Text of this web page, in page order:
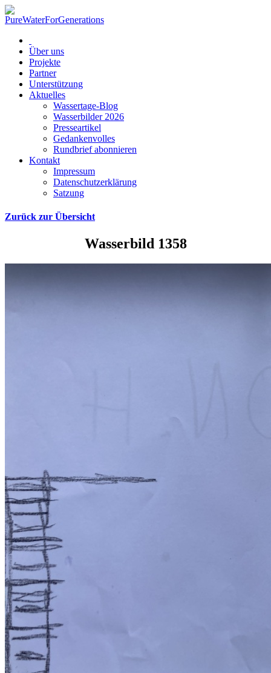
Über uns
Projekte
Partner
Unterstützung
Aktuelles
Wassertage-Blog
Wasserbilder 2026
Presseartikel
Gedankenvolles
Rundbrief abonnieren
Kontakt
Impressum
Datenschutzerklärung
Satzung
Zurück zur Übersicht
Wasserbild 1358